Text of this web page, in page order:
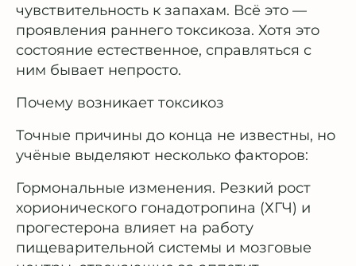
чувствительность к запахам. Всё это —
проявления раннего токсикоза. Хотя это
состояние естественное, справляться с
ним бывает непросто.
Почему возникает токсикоз
Точные причины до конца не известны, но
учёные выделяют несколько факторов:
Гормональные изменения. Резкий рост
хорионического гонадотропина (ХГЧ) и
прогестерона влияет на работу
пищеварительной системы и мозговые